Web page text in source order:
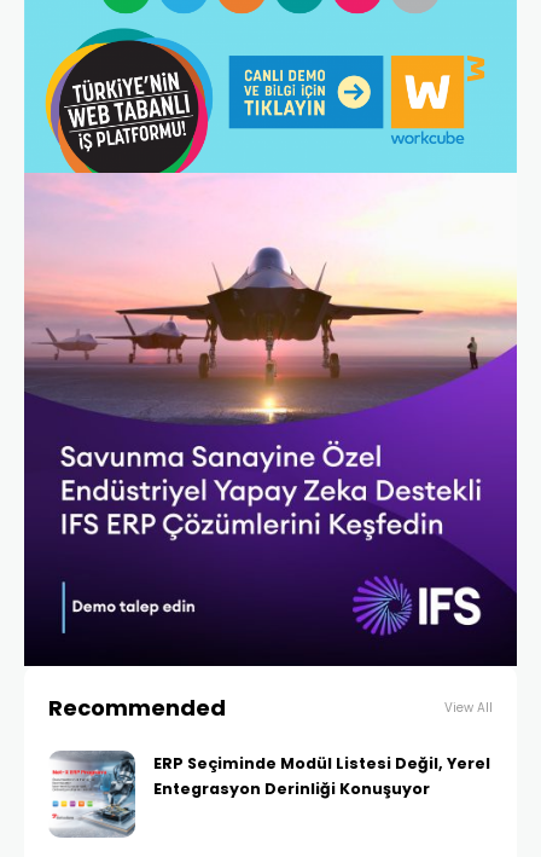
Recommended View All
ERP Seçiminde Modül Listesi Değil, Yerel
Entegrasyon Derinliği Konuşuyor